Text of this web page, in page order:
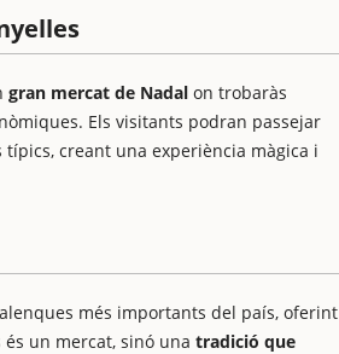
gran mercat de Nadal on trobaràs
Els visitants podran passejar
creant una experiència màgica i
més importants del país, oferint
un mercat, sinó una tradició que